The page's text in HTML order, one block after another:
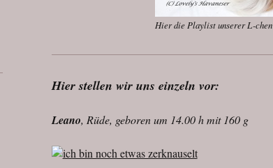
Hier die Playlist unserer L-chen
Hier stellen wir uns einzeln vor:
Leano, Rüde, geboren um 14.00 h mit 160 g